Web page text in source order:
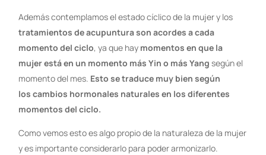
Además contemplamos el estado cíclico de la mujer y los
tratamientos de acupuntura son acordes a cada
momento del ciclo, ya que hay momentos en que la
mujer está en un momento más Yin o más Yang según el
momento del mes. Esto se traduce muy bien según
los cambios hormonales naturales en los diferentes
momentos del ciclo.
Como vemos esto es algo propio de la naturaleza de la mujer
y es importante considerarlo para poder armonizarlo.